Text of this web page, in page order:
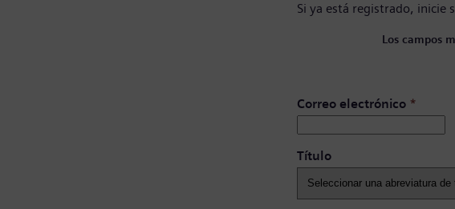
Si ya está registrado, inicie
Los campos
Correo electrónico *
Título ​